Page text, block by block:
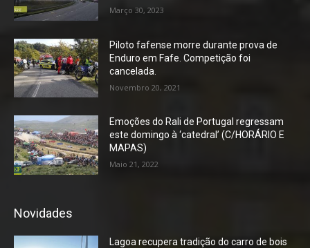
Março 30, 2023
Piloto fafense morre durante prova de
Enduro em Fafe. Competição foi
cancelada.
Novembro 20, 2021
Emoções do Rali de Portugal regressam
este domingo à ‘catedral’ (C/HORÁRIO E
MAPAS)
Maio 21, 2022
Novidades
Lagoa recupera tradição do carro de bois